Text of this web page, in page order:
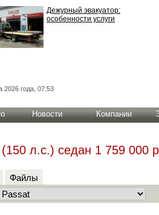
Дежурный эвакуатор:
особенности услуги
2026 года, 07:53
Новости Компании
л.с.) cедан 1 759 000
Файлы